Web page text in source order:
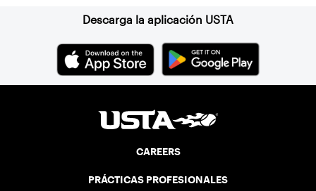
Descarga la aplicación USTA
CAREERS
PRÁCTICAS PROFESIONALES